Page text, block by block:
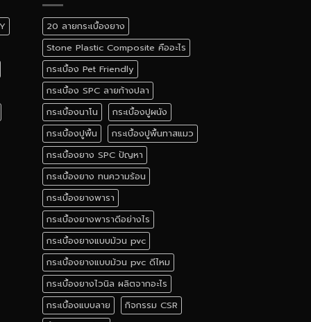
20 ลายกระเบื้องยาง
Stone Plastic Composite คืออะไร
กระเบื้อง Pet Friendly
กระเบื้อง SPC ลายก้างปลา
กระเบื้องนาโน
กระเบื้องปูผนัง
กระเบื้องปูพื้น
กระเบื้องปูพื้นทาสแมว
กระเบื้องยาง SPC ปัญหา
กระเบื้องยาง ทนความร้อน
กระเบื้องยางพารา
กระเบื้องยางพาราดีอย่างไร
กระเบื้องยางแบบม้วน pvc
กระเบื้องยางแบบม้วน pvc ดีไหม
กระเบื้องยางไวนิล ผลิตจากอะไร
กระเบื้องแบบลาย
กิจกรรม CSR